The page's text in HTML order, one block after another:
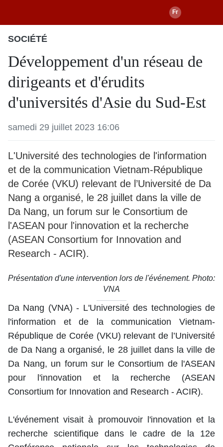
SOCIÉTÉ
Développement d'un réseau de
dirigeants et d'érudits
d'universités d'Asie du Sud-Est
samedi 29 juillet 2023 16:06
L'Université des technologies de l'information
et de la communication Vietnam-République
de Corée (VKU) relevant de l’Université de Da
Nang a organisé, le 28 juillet dans la ville de
Da Nang, un forum sur le Consortium de
l'ASEAN pour l'innovation et la recherche
(ASEAN Consortium for Innovation and
Research - ACIR).
Présentation d'une intervention lors de l'événement. Photo:
VNA
Da Nang (VNA) - L'Université des technologies de
l'information et de la communication Vietnam-
République de Corée (VKU) relevant de l’Université
de Da Nang a organisé, le 28 juillet dans la ville de
Da Nang, un forum sur le Consortium de l'ASEAN
pour l'innovation et la recherche (ASEAN
Consortium for Innovation and Research - ACIR).
L'événement visait à promouvoir l'innovation et la
recherche scientifique dans le cadre de la 12e